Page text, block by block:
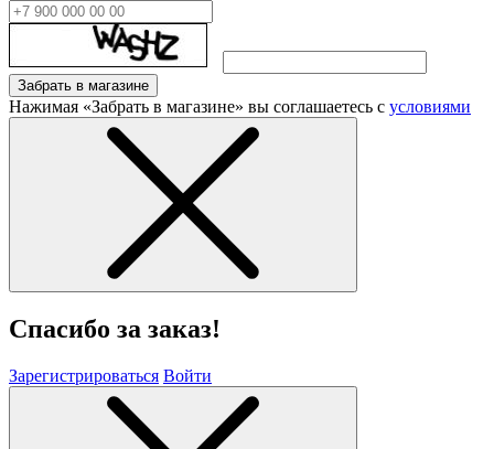
Забрать в магазине
Нажимая «Забрать в магазине» вы соглашаетесь с условиями
Спасибо за заказ!
Зарегистрироваться Войти